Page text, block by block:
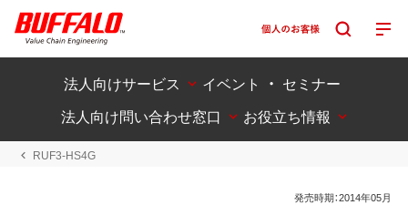
法人向けサービス
イベント ・ セミナー
法人向け問い合わせ窓口
お役立ち情報
RUF3-HS4G
発売時期：2014年05月